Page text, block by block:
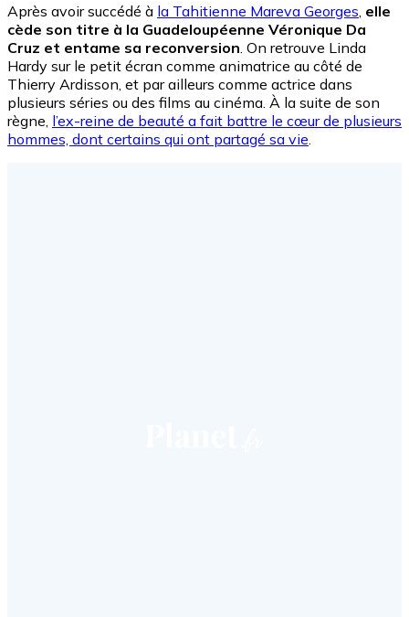
Après avoir succédé à la Tahitienne Mareva Georges elle
cède son titre à la Guadeloupéenne Véronique Da
Cruz et entame sa reconversion . On retrouve Linda
Hardy sur le petit écran comme animatrice au côté de
Thierry Ardisson, et par ailleurs comme actrice dans
plusieurs séries ou des films au cinéma. À la suite de son
règne, l’ex-reine de beauté a fait battre le cœur de plusieurs
hommes, dont certains qui ont partagé sa vie